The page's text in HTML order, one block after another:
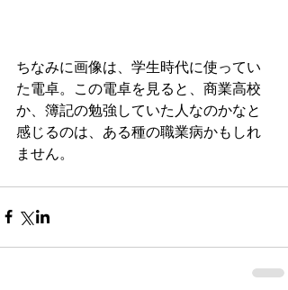
ちなみに画像は、学生時代に使ってい
た電卓。この電卓を見ると、商業高校
か、簿記の勉強していた人なのかなと
感じるのは、ある種の職業病かもしれ
ません。